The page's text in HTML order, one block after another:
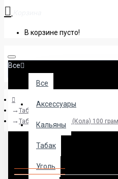
В корзине пусто!
Все
Все
Аксессуары
Кальяны
Табак
Уголь
Табак
Табак Sebero Cola (Кола) 100
Табак Sebero